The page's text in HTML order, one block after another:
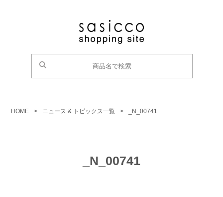
HOME > ニュース & トピックス一覧 > _N_00741
_N_00741